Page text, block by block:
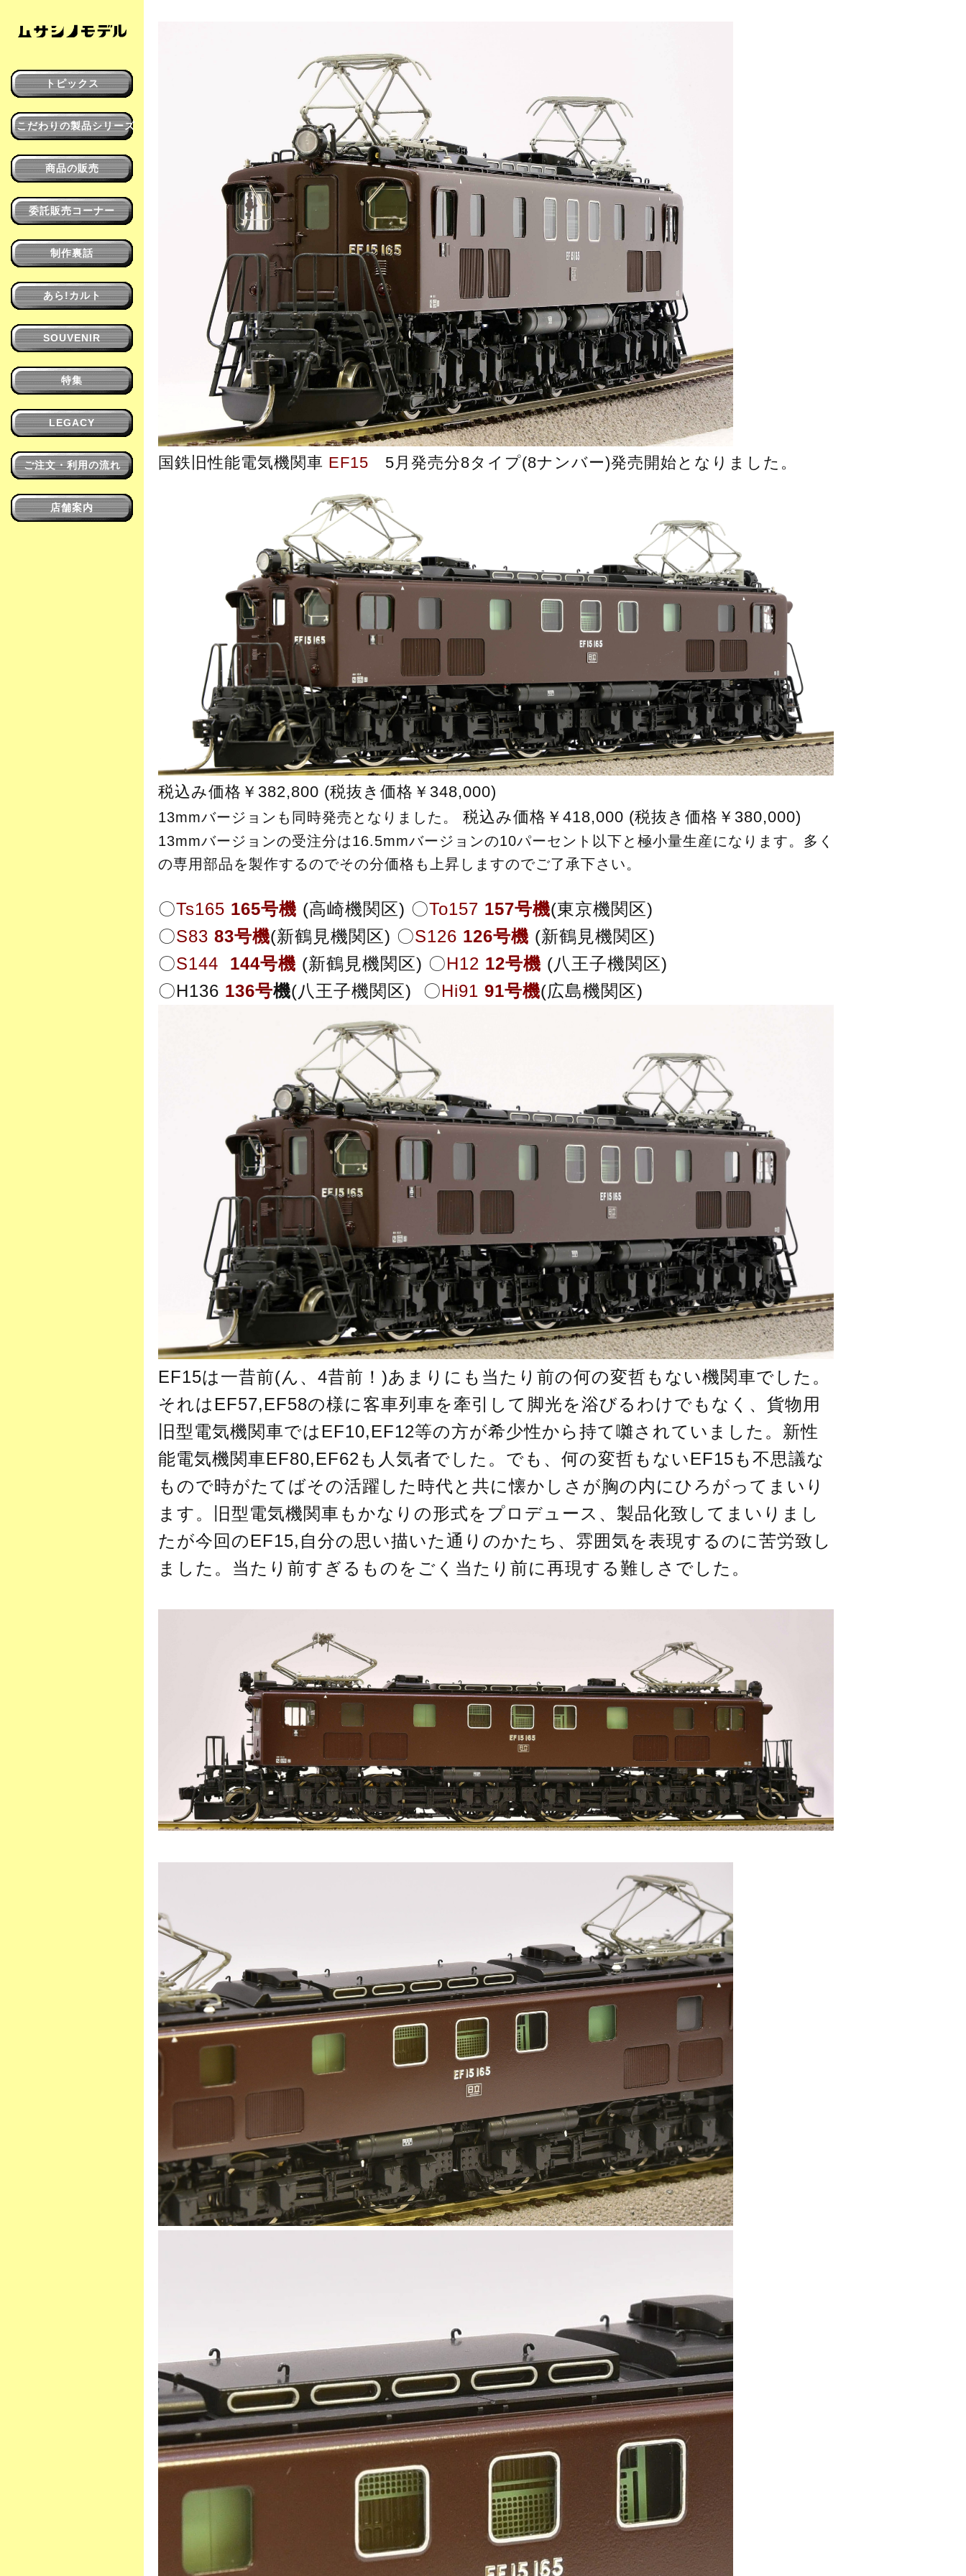
トピックス
こだわりの製品シリーズ
商品の販売
委託販売コーナー
制作裏話
あら!カルト
SOUVENIR
特集
LEGACY
ご注文・利用の流れ
店舗案内
国鉄旧性能電気機関車 EF15 5月発売分8タイプ(8ナンバー)発売開始となりました。
税込み価格￥382,800 (税抜き価格￥348,000)
13mmバージョンも同時発売となりました。 税込み価格￥418,000 (税抜き価格￥380,000)
13mmバージョンの受注分は16.5mmバージョンの10パーセント以下と極小量生産になります。多く
の専用部品を製作するのでその分価格も上昇しますのでご了承下さい。
〇Ts165 165号機 (高崎機関区) 〇To157 157号機(東京機関区)
〇S83 83号機(新鶴見機関区) 〇S126 126号機 (新鶴見機関区)
〇S144 144号機 (新鶴見機関区) 〇H12 12号機 (八王子機関区)
〇H136 136号機(八王子機関区) 〇Hi91 91号機(広島機関区)
EF15は一昔前(ん、4昔前！)あまりにも当たり前の何の変哲もない機関車でした。
それはEF57,EF58の様に客車列車を牽引して脚光を浴びるわけでもなく、貨物用
旧型電気機関車ではEF10,EF12等の方が希少性から持て囃されていました。新性
能電気機関車EF80,EF62も人気者でした。でも、何の変哲もないEF15も不思議な
もので時がたてばその活躍した時代と共に懐かしさが胸の内にひろがってまいり
ます。旧型電気機関車もかなりの形式をプロデュース、製品化致してまいりまし
たが今回のEF15,自分の思い描いた通りのかたち、雰囲気を表現するのに苦労致し
ました。当たり前すぎるものをごく当たり前に再現する難しさでした。